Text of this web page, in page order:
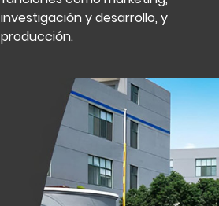
investigación y desarrollo, y
producción.